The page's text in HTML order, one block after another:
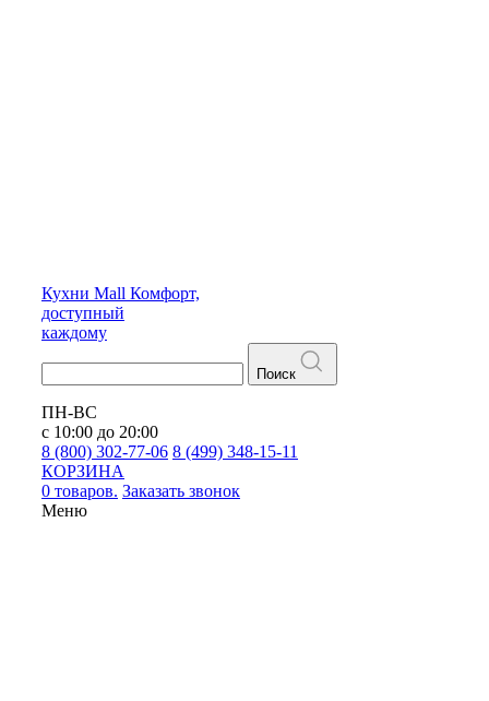
Кухни Mall Комфорт,
доступный
каждому
Поиск
ПН-ВС
с 10:00 до 20:00
8 (800) 302-77-06 8 (499) 348-15-11
КОРЗИНА
0 товаров. Заказать звонок
Меню